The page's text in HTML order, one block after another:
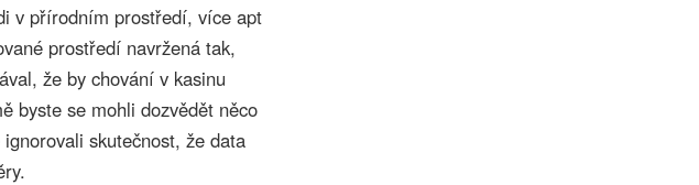
v přírodním prostředí, více apt
prostředí navržená tak,
že by chování v kasinu
byste se mohli dozvědět něco
skutečnost, že data